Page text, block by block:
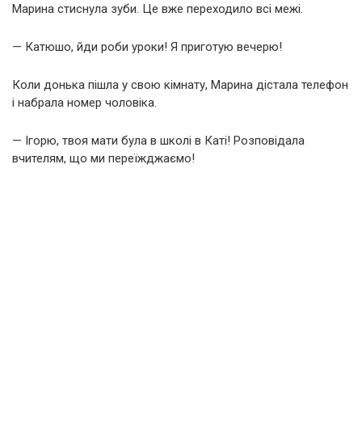
Марина стиснула зуби. Це вже переходило всі межі.
— Катюшо, йди роби уроки! Я приготую вечерю!
Коли донька пішла у свою кімнату, Марина дістала телефон
і набрала номер чоловіка.
— Ігорю, твоя мати була в школі в Каті! Розповідала
вчителям, що ми переїжджаємо!